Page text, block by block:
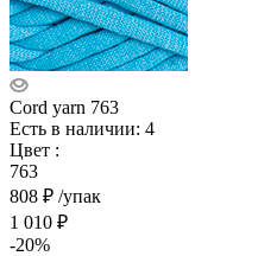
Cord yarn 763
Есть в наличии: 4
Цвет :
763
808 ₽ /упак
1 010 ₽
-20%